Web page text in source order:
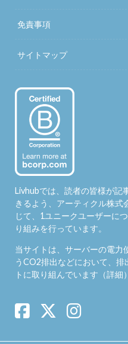
免責事項
サイトマップ
Livhubでは、読者の皆様が記
きるよう、アーティクル株式
じて、1ユニークユーザーに
り組みを行っています。
当サイトは、サーバーの電力
うCO2排出などにおいて、
トに取り組んでいます（詳細